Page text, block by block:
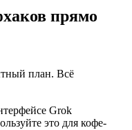
прямо
план. Всё
Grok
это для кофе-